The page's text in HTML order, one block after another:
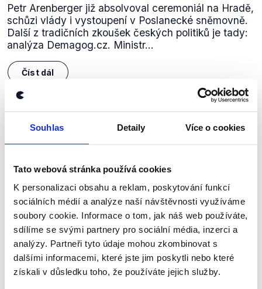
Souhlas Detaily Více o cookies
Tato webová stránka používá cookies
K personalizaci obsahu a reklam, poskytování funkcí
sociálních médií a analýze naší návštěvnosti využíváme
soubory cookie. Informace o tom, jak náš web používáte,
sdílíme se svými partnery pro sociální média, inzerci a
analýzy. Partneři tyto údaje mohou zkombinovat s
dalšími informacemi, které jste jim poskytli nebo které
získali v důsledku toho, že používáte jejich služby.
Petr Arenberger již absolvoval ceremoniál na Hradě,
schůzi vlády i vystoupení v Poslanecké sněmovně.
Další z tradičních zkoušek českých politiků je tady:
analýza Demagog.cz. Ministr...
Číst dál
Zůstaňme v kontaktu
newsletteru nebowhatsappového
kanálu, kde pravidelně přinášíme
shrnutí nejzajímavějších článků a analýz.
Začněte nás odebírat, a mějte tak
přehled o tom, jaké dezinformace a
nepravdy se zrovna v Česku šíří.